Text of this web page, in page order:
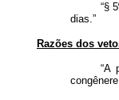
“§
dias.”
Razões dos
“A